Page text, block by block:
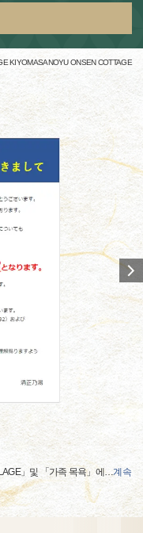
KIYOMASANOYU ONSEN COTTAGE
」및 「가족 목욕」에 …계속